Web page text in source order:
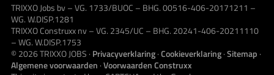
TRIXXO Jobs bv – VG. 1733/BUOC – BHG. 00516-406-20171211 –
WG. W.DISP.1281
TRIXXO Construxx nv – VG. 2345/UC – BHG. 20241-406-20211110
– WG. W.DISP.1753
© 2026TRIXXO JOBS · Privacyverklaring·Cookieverklaring·Sitemap ·
Algemene voorwaarden ·Voorwaarden Construxx